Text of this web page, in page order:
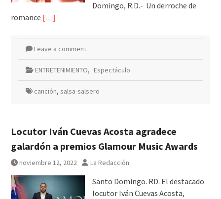
Domingo, R.D.- Un derroche de
romance […]
Leave a comment
ENTRETENIMIENTO, Espectáculo
canción, salsa-salsero
Locutor Iván Cuevas Acosta agradece
galardón a premios Glamour Music Awards
noviembre 12, 2022 La Redacción
Santo Domingo. RD. El destacado
locutor Iván Cuevas Acosta,